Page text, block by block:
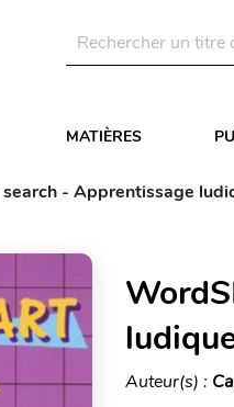
MATIÈRES
- Apprentissage
Auteur(s) :